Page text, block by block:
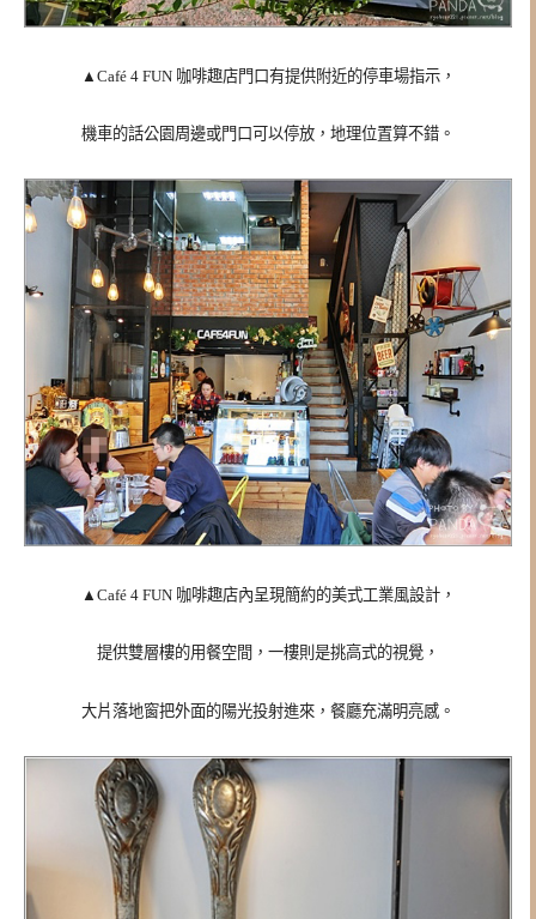
▲Café 4 FUN 咖啡趣店門口有提供附近的停車場指示，
機車的話公園周邊或門口可以停放，地理位置算不錯。
▲Café 4 FUN 咖啡趣店內呈現簡約的美式工業風設計，
提供雙層樓的用餐空間，一樓則是挑高式的視覺，
大片落地窗把外面的陽光投射進來，餐廳充滿明亮感。